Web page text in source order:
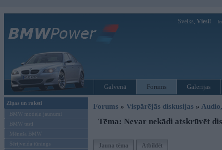
Sveiks, Viesi!
Galvenā Forums Galerijas
Ziņas un raksti
BMW modeļu jaunumi
BMW testi
Mēneša BMW
Sērijveida tūnings
Forums » Vispārējās diskusijas »
Tēma: Nevar nekādi atskrūvēt
Jauna tēma Atbildēt